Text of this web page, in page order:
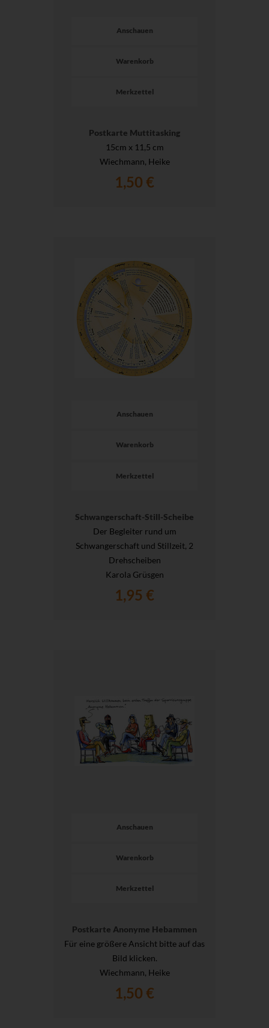
Anschauen
Warenkorb
Merkzettel
Postkarte Muttitasking
15cm x 11,5 cm
Wiechmann, Heike
1,50 €
Anschauen
Warenkorb
Merkzettel
Schwangerschaft-Still-Scheibe
Der Begleiter rund um
Schwangerschaft und Stillzeit, 2
Drehscheiben
Karola Grüsgen
1,95 €
Anschauen
Warenkorb
Merkzettel
Postkarte Anonyme Hebammen
Für eine größere Ansicht bitte auf das
Bild klicken.
Wiechmann, Heike
1,50 €